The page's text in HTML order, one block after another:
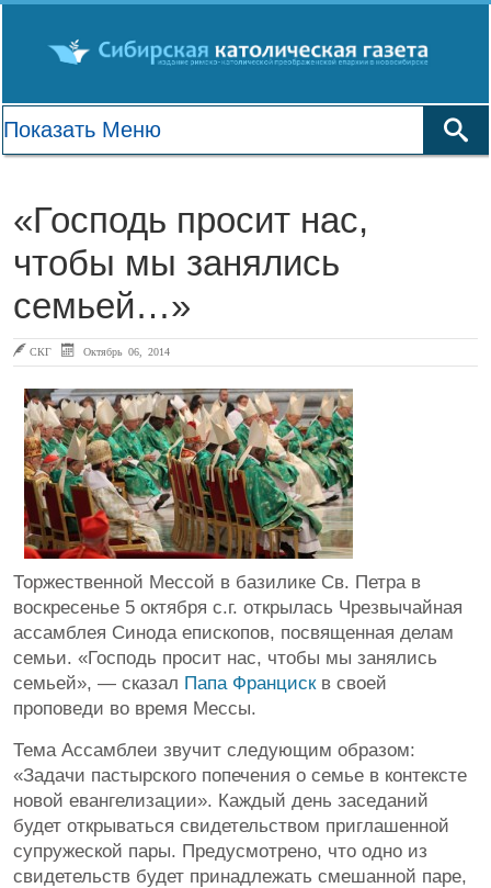
«Господь просит нас,
чтобы мы занялись
семьей…»
СКГ Октябрь 06, 2014
Торжественной Мессой в базилике Св. Петра в
воскресенье 5 октября с.г. открылась Чрезвычайная
ассамблея Синода епископов, посвященная делам
семьи. «Господь просит нас, чтобы мы занялись
семьей», — сказал Папа Францискв своей
проповеди во время Мессы.
Тема Ассамблеи звучит следующим образом:
«Задачи пастырского попечения о семье в контексте
новой евангелизации». Каждый день заседаний
будет открываться свидетельством приглашенной
супружеской пары. Предусмотрено, что одно из
свидетельств будет принадлежать смешанной паре,